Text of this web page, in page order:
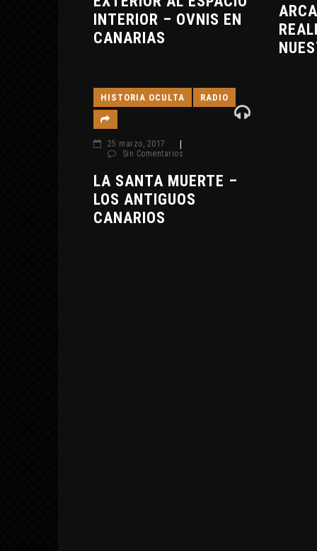
INTERIOR – OVNIS EN
CANARIAS
HISTORIA OCULTA RADIO
25 marzo, 2017
Sin Comentarios
LA SANTA MUERTE –
LOS ANTIGUOS
CANARIOS